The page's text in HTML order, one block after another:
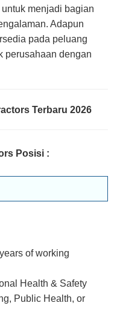
menjadi bagian
Adapun
pada peluang
perusahaan dengan
Terbaru 2026
Posisi :
of working
Health & Safety
Public Health, or